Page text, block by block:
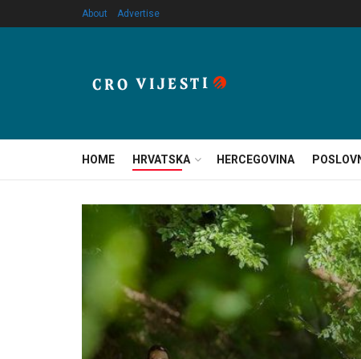
About Advertise
HOME HRVATSKA HERCEGOVINA